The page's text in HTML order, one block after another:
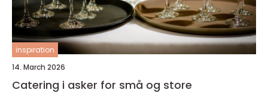
inspiration
14. March 2026
Catering i asker for små og store